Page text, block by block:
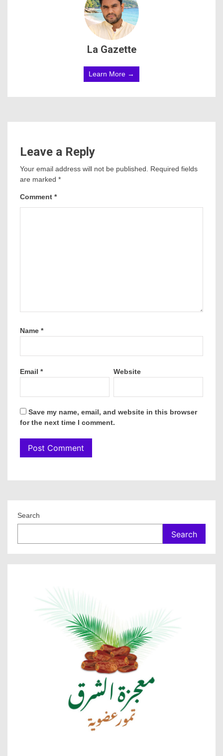
La Gazette
Learn More →
Leave a Reply
Your email address will not be published. Required fields
are marked *
Comment *
Name *
Email * Website
Save my name, email, and website in this browser
for the next time I comment.
Search
Search